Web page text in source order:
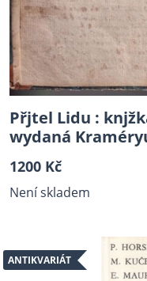
Přjtel Lidu :
wydaná
1200 Kč
Není skladem
ANTIKVARIÁT